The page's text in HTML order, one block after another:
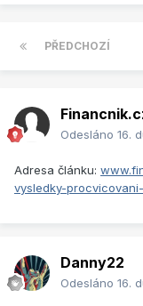
PŘEDCHOZÍ
Odesláno 16.
Adresa článku:
vysledky-
Danny22
Odesláno 16.